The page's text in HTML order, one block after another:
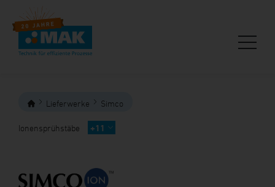
Lieferwerke Simco
Ionensprühstäbe +11